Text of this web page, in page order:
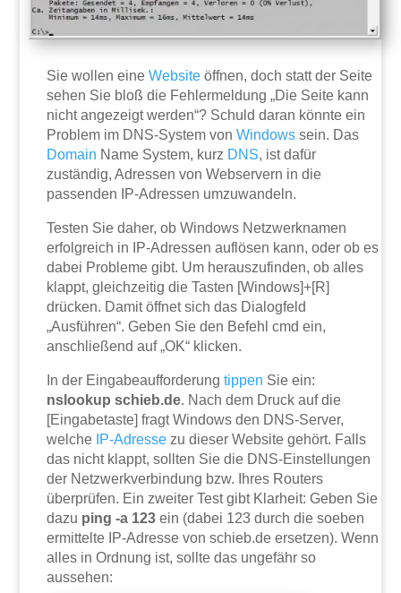
Sie wollen eineWebsite öffnen, doch statt der Seite
sehen Sie bloß die Fehlermeldung „Die Seite kann
nicht angezeigt werden“? Schuld daran könnte ein
Problem im DNS-System vonWindows sein. Das
Domain Name System, kurz DNS, ist dafür
zuständig, Adressen von Webservern in die
passenden IP-Adressen umzuwandeln.
Testen Sie daher, ob Windows Netzwerknamen
erfolgreich in IP-Adressen auflösen kann, oder ob es
dabei Probleme gibt. Um herauszufinden, ob alles
klappt, gleichzeitig die Tasten [Windows]+[R]
drücken. Damit öffnet sich das Dialogfeld
„Ausführen“. Geben Sie den Befehl cmd ein,
anschließend auf „OK“ klicken.
In der Eingabeaufforderungtippen Sie ein:
nslookup schieb.de. Nach dem Druck auf die
[Eingabetaste] fragt Windows den DNS-Server,
welche IP-Adresse zu dieser Website gehört. Falls
das nicht klappt, sollten Sie die DNS-Einstellungen
der Netzwerkverbindung bzw. Ihres Routers
überprüfen. Ein zweiter Test gibt Klarheit: Geben Sie
dazu ping -a 123 ein (dabei 123 durch die soeben
ermittelte IP-Adresse von schieb.de ersetzen). Wenn
alles in Ordnung ist, sollte das ungefähr so
aussehen: